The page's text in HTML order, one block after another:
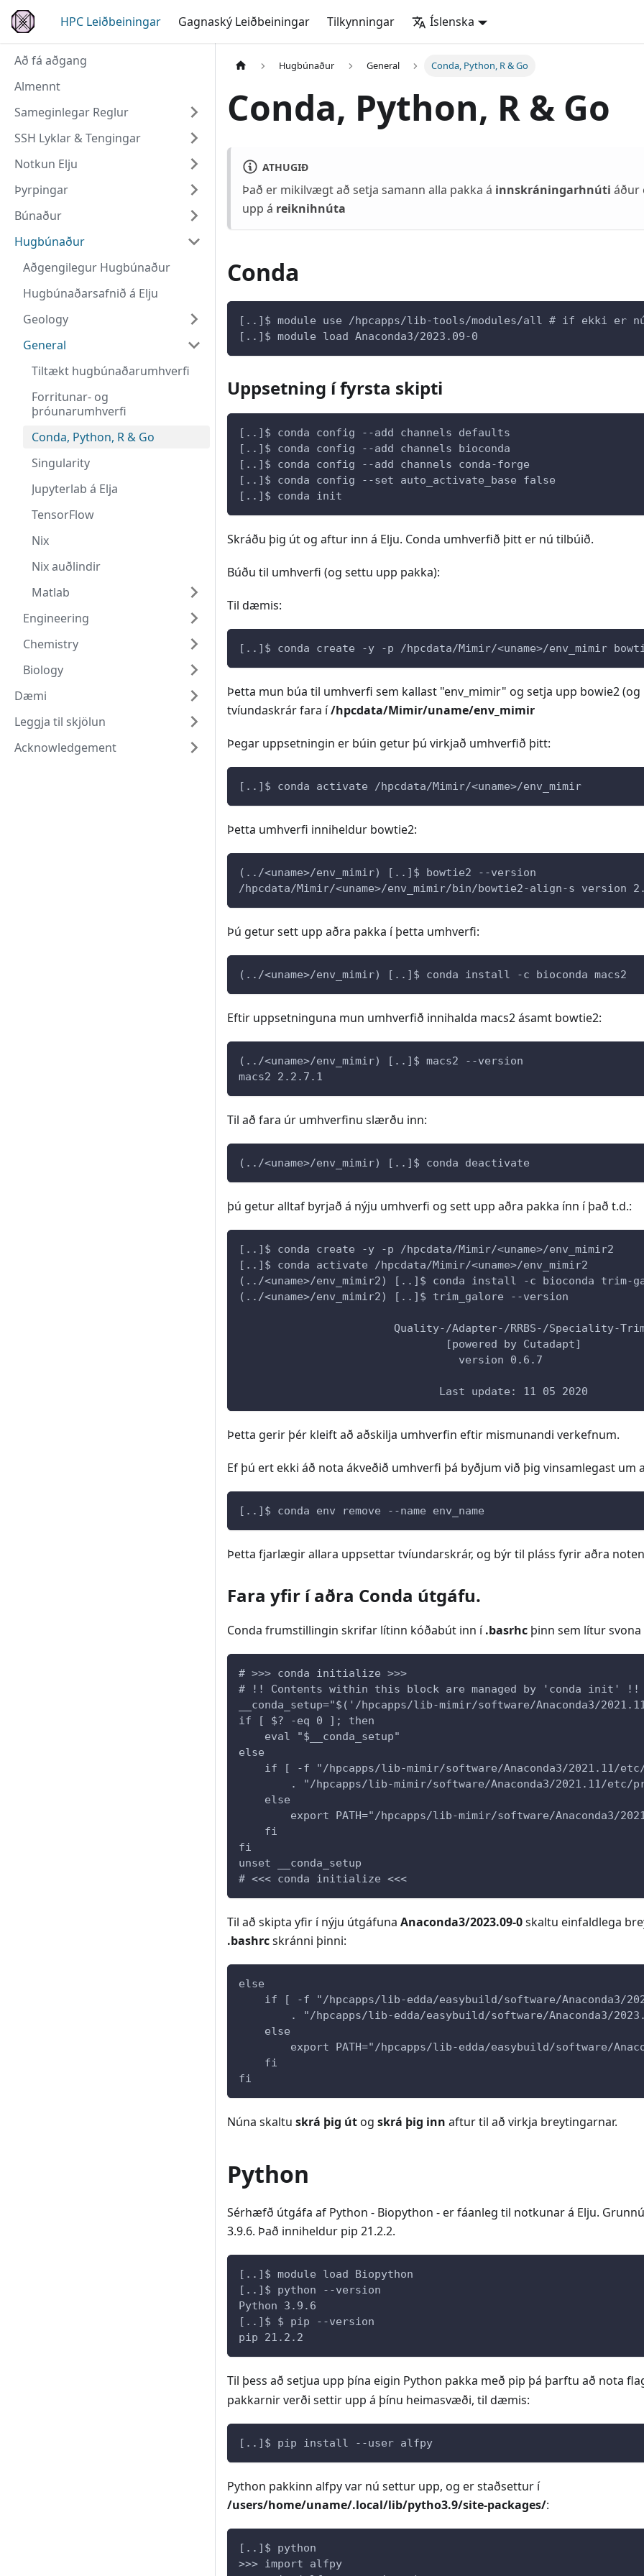
HPC Leiðbeiningar Gagnaský Leiðbeiningar Tilkynningar Íslenska
Að fá aðgang
Almennt
Sameginlegar Reglur
SSH Lyklar & Tengingar
Notkun Elju
Þyrpingar
Búnaður
Hugbúnaður
Aðgengilegur Hugbúnaður
Hugbúnaðarsafnið á Elju
Geology
General
Tiltækt hugbúnaðarumhverfi
Forritunar- og
þróunarumhverfi
Conda, Python, R & Go
Singularity
Jupyterlab á Elja
TensorFlow
Nix
Nix auðlindir
Matlab
Engineering
Chemistry
Biology
Dæmi
Leggja til skjölun
Acknowledgement
Hugbúnaður General Conda, Python, R & Go
Conda, Python, R & Go
ATHUGIÐ
Það er mikilvægt að setja samann alla pakka á innskráningarhnúti áður
upp á reiknihnúta
Conda
[..]$ module use /hpcapps/lib-tools/modules/all # if ekki er
[..]$ module load Anaconda3/2023.09-0
Uppsetning í fyrsta skipti
[..]$ conda config --add channels defaults
[..]$ conda config --add channels bioconda
[..]$ conda config --add channels conda-forge
[..]$ conda config --set auto_activate_base false
[..]$ conda init
Skráðu þig út og aftur inn á Elju. Conda umhverfið þitt er nú tilbúið.
Búðu til umhverfi (og settu upp pakka):
Til dæmis:
[..]$ conda create -y -p /hpcdata/Mimir/<uname>/env_mimir
Þetta mun búa til umhverfi sem kallast "env_mimir" og setja upp bowie2 (og
tvíundaskrár fara í/hpcdata/Mimir/uname/env_mimir
Þegar uppsetningin er búin getur þú virkjað umhverfið þitt:
[..]$ conda activate /hpcdata/Mimir/<uname>/env_mimir
Þetta umhverfi inniheldur bowtie2:
(../<uname>/env_mimir) [..]$ bowtie2 --version
/hpcdata/Mimir/<uname>/env_mimir/bin/bowtie2-align-s version
Þú getur sett upp aðra pakka í þetta umhverfi:
(../<uname>/env_mimir) [..]$ conda install -c bioconda macs2
Eftir uppsetninguna mun umhverfið innihalda macs2 ásamt bowtie2:
(../<uname>/env_mimir) [..]$ macs2 --version
macs2 2.2.7.1
Til að fara úr umhverfinu slærðu inn:
(../<uname>/env_mimir) [..]$ conda deactivate
þú getur alltaf byrjað á nýju umhverfi og sett upp aðra pakka ínn í það t.d.:
[..]$ conda create -y -p /hpcdata/Mimir/<uname>/env_mimir2
[..]$ conda activate /hpcdata/Mimir/<uname>/env_mimir2
(../<uname>/env_mimir2) [..]$ conda install -c bioconda trim-
(../<uname>/env_mimir2) [..]$ trim_galore --version
Quality-/Adapter-/RRBS-/Speciality-
                                [powered by Cutadapt]
                                  version 0.6.7
                               Last update: 11 05 2020
Þetta gerir þér kleift að aðskilja umhverfin eftir mismunandi verkefnum.
Ef þú ert ekki áð nota ákveðið umhverfi þá byðjum við þig vinsamlegast um
[..]$ conda env remove --name env_name
Þetta fjarlægir allara uppsettar tvíundarskrár, og býr til pláss fyrir aðra
Fara yfir í aðra Conda útgáfu.
Conda frumstillingin skrifar lítinn kóðabút inn í.basrhc þinn sem lítur
# >>> conda initialize >>>
# !! Contents within this block are managed by 'conda init' !!
__conda_setup="$('/hpcapps/lib-mimir/software/Anaconda3/
if [ $? -eq 0 ]; then
    eval "$__conda_setup"
else
if [ -f "/hpcapps/lib-mimir/software/Anaconda3/2021.11/
. "/hpcapps/lib-mimir/software/Anaconda3/2021.11/etc/
    else
export PATH="/hpcapps/lib-mimir/software/Anaconda3/
    fi
fi
unset __conda_setup
# <<< conda initialize <<<
Til að skipta yfir í nýju útgáfuna Anaconda3/2023.09-0skaltu einfaldlega
.bashrcskránni þinni:
else
if [ -f "/hpcapps/lib-edda/easybuild/software/Anaconda3/
. "/hpcapps/lib-edda/easybuild/software/Anaconda3/
    else
export PATH="/hpcapps/lib-edda/easybuild/software/
    fi
fi
Núna skaltu skrá þig útog skrá þig inn aftur til að virkja breytingarnar.
Python
Sérhæfð útgáfa af Python - Biopython - er fáanleg til notkunar á Elju.
3.9.6. Það inniheldur pip 21.2.2.
[..]$ module load Biopython
[..]$ python --version
Python 3.9.6
[..]$ $ pip --version
pip 21.2.2
Til þess að setjua upp þína eigin Python pakka með pip þá þarftu að nota
pakkarnir verði settir upp á þínu heimasvæði, til dæmis:
[..]$ pip install --user alfpy
Python pakkinn alfpy var nú settur upp, og er staðsettur í
/users/home/uname/.local/lib/pytho3.9/site-packages/:
[..]$ python
>>> import alfpy